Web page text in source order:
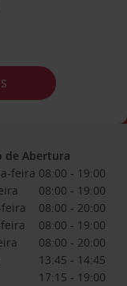
de Abertura
feira 08:00 - 19:00
08:00 - 19:00
08:00 - 20:00
08:00 - 19:00
08:00 - 20:00
13:45 - 14:45
17:15 - 19:00